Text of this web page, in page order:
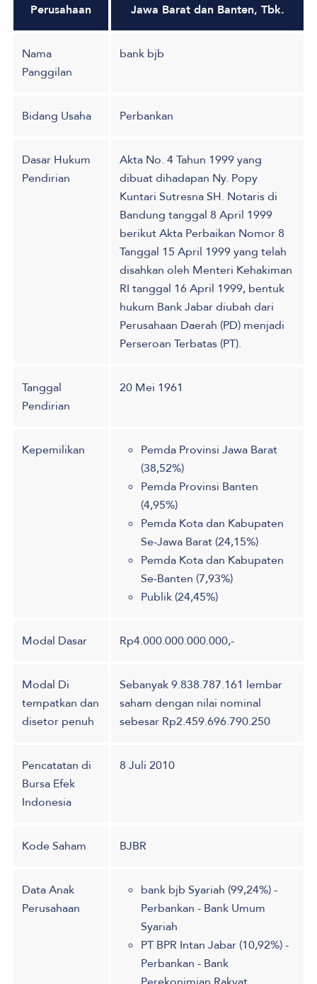
Perusahaan
Jawa Barat dan Banten, Tbk.
Nama
Panggilan
bank bjb
Bidang Usaha Perbankan
Dasar Hukum
Pendirian
Akta No. 4 Tahun 1999 yang
dibuat dihadapan Ny. Popy
Kuntari Sutresna SH. Notaris di
Bandung tanggal 8 April 1999
berikut Akta Perbaikan Nomor 8
Tanggal 15 April 1999 yang telah
disahkan oleh Menteri Kehakiman
RI tanggal 16 April 1999, bentuk
hukum Bank Jabar diubah dari
Perusahaan Daerah (PD) menjadi
Perseroan Terbatas (PT).
Tanggal
Pendirian
20 Mei 1961
Kepemilikan
Pemda Provinsi Jawa Barat
(38,52%)
Pemda Provinsi Banten
(4,95%)
Pemda Kota dan Kabupaten
Se-Jawa Barat (24,15%)
Pemda Kota dan Kabupaten
Se-Banten (7,93%)
Publik (24,45%)
Modal Dasar Rp4.000.000.000.000,-
Modal Di
tempatkan dan
disetor penuh
Sebanyak 9.838.787.161 lembar
saham dengan nilai nominal
sebesar Rp2.459.696.790.250
Pencatatan di
Bursa Efek
Indonesia
8 Juli 2010
Kode Saham BJBR
Data Anak
Perusahaan
bank bjb Syariah (99,24%) -
Perbankan - Bank Umum
Syariah
PT BPR Intan Jabar (10,92%) -
Perbankan - Bank